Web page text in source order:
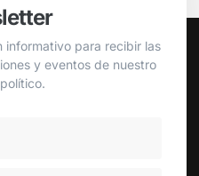
informativo para recibir las
y eventos de nuestro